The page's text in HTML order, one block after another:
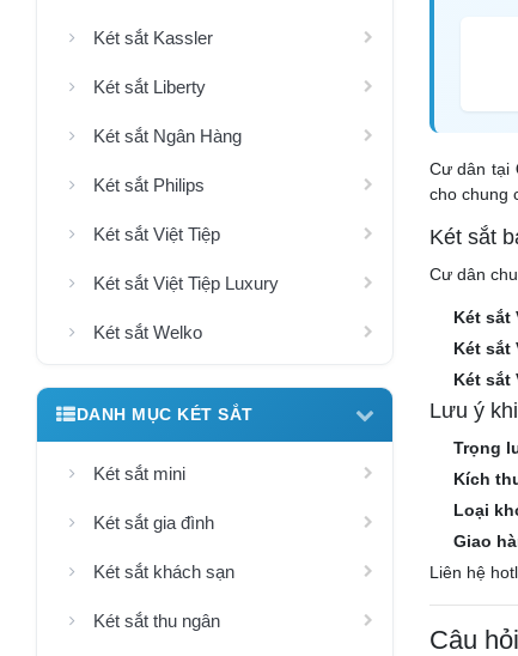
Két sắt Kassler
Két sắt Liberty
Két sắt Ngân Hàng
Két sắt Philips
Két sắt Việt Tiệp
Két sắt Việt Tiệp Luxury
Két sắt Welko
DANH MỤC KÉT SẮT
Két sắt mini
Két sắt gia đình
Két sắt khách sạn
Két sắt thu ngân
Cư dân tại
cho chung
Két sắt
Cư dân
Két sắt
Két sắt
Két sắt
Lưu ý
Trọng
Kích
Loại
Giao
Liên hệ
Câu